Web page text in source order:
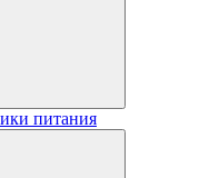
питания